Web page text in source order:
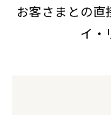
お客さまとの直
イ・